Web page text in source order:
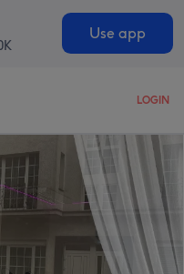
Use app
LOGIN